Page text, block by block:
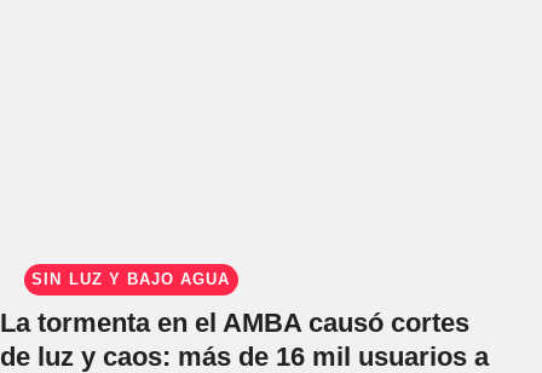
SIN LUZ Y BAJO AGUA
La tormenta en el AMBA causó cortes
de luz y caos: más de 16 mil usuarios a